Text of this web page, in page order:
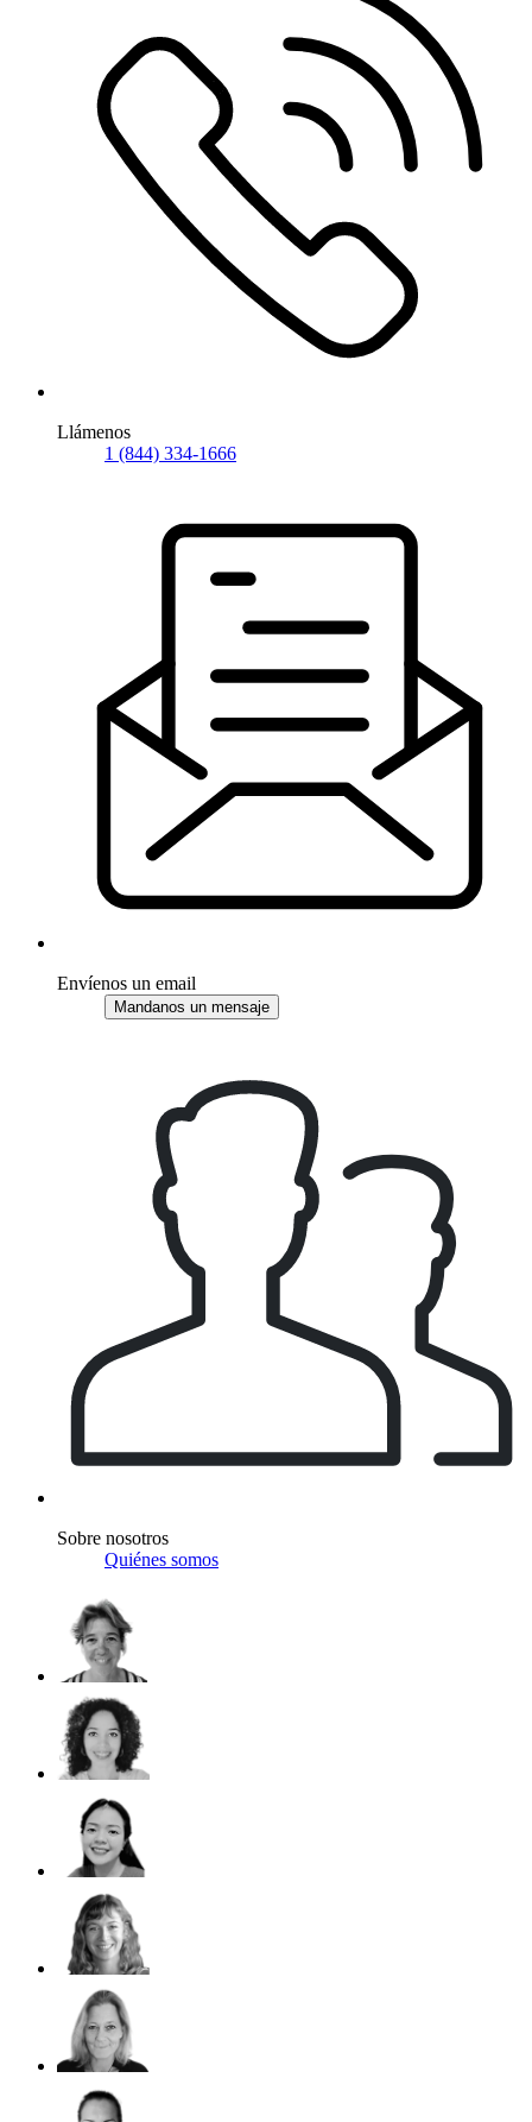
Llámenos
1 (844) 334-1666
Envíenos un email
Mandanos un mensaje
Sobre nosotros
Quiénes somos